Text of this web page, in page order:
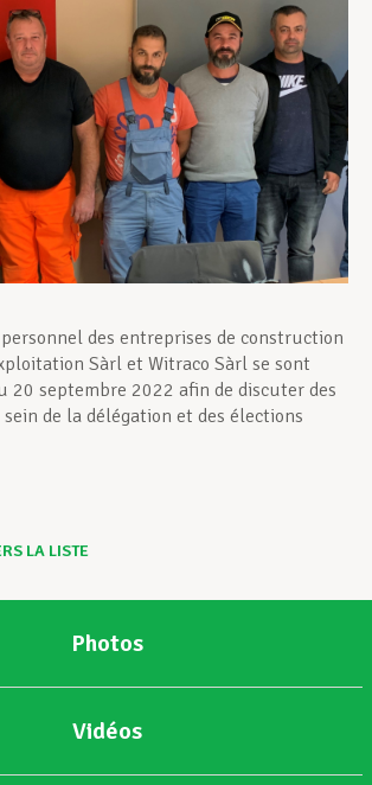
Membre
des entreprises de construction
Sàrl et Witraco Sàrl se sont
20 septembre 2022 afin de discuter des
de la délégation et des élections
LA LISTE
Photos
Vidéos